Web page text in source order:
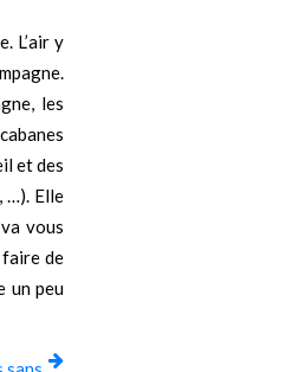
L’air y
les
et des
…). Elle
vous
de
un peu